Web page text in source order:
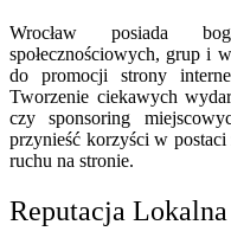
Wrocław posiada
społecznościowych, grup i
do promocji strony
Tworzenie ciekawych
czy sponsoring
przynieść korzyści w
ruchu na stronie.
Reputacja Lokalna